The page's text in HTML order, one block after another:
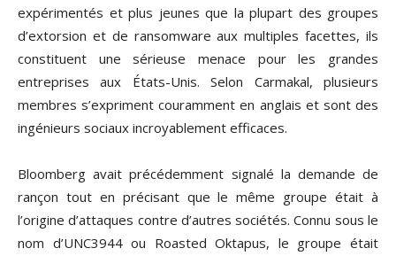
expérimentés et plus jeunes que la plupart des groupes
d’extorsion et de ransomware aux multiples facettes, ils
constituent une sérieuse menace pour les grandes
entreprises aux États-Unis. Selon Carmakal, plusieurs
membres s’expriment couramment en anglais et sont des
ingénieurs sociaux incroyablement efficaces.
Bloomberg avait précédemment signalé la demande de
rançon tout en précisant que le même groupe était à
l’origine d’attaques contre d’autres sociétés. Connu sous le
nom d’UNC3944 ou Roasted Oktapus, le groupe était